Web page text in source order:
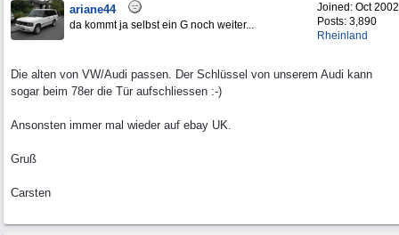
Joined: Oct 2002
Posts: 3,890
Rheinland
ariane44
da kommt ja selbst ein G noch weiter...
Die alten von VW/Audi passen. Der Schlüssel von unserem Audi kann
sogar beim 78er die Tür aufschliessen :-)
Ansonsten immer mal wieder auf ebay UK.
Gruß
Carsten